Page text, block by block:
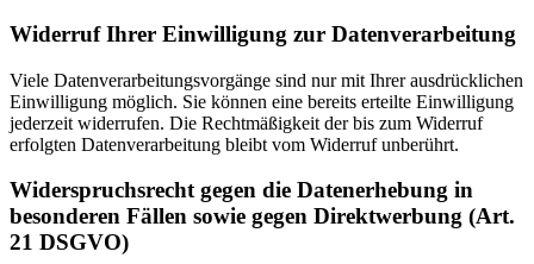
Widerruf Ihrer Einwilligung zur Datenverarbeitung
Viele Datenverarbeitungsvorgänge sind nur mit Ihrer ausdrücklichen
Einwilligung möglich. Sie können eine bereits erteilte Einwilligung
jederzeit widerrufen. Die Rechtmäßigkeit der bis zum Widerruf
erfolgten Datenverarbeitung bleibt vom Widerruf unberührt.
Widerspruchsrecht gegen die Datenerhebung in
besonderen Fällen sowie gegen Direktwerbung (Art.
21 DSGVO)